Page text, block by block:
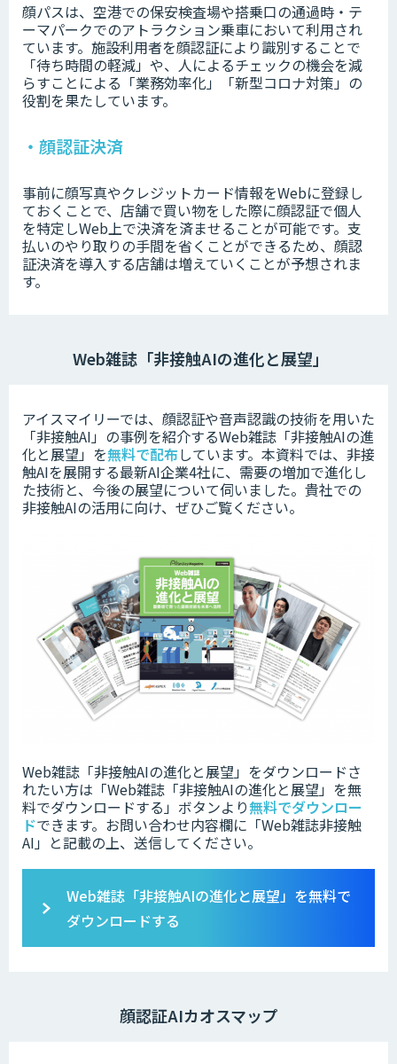
顔パスは、空港での保安検査場や搭乗口の通過時・テ
ーマパークでのアトラクション乗車において利用され
ています。施設利用者を顔認証により識別することで
「待ち時間の軽減」や、人によるチェックの機会を減
らすことによる「業務効率化」「新型コロナ対策」の
役割を果たしています。
・顔認証決済
事前に顔写真やクレジットカード情報をWebに登録し
ておくことで、店舗で買い物をした際に顔認証で個人
を特定しWeb上で決済を済ませることが可能です。支
払いのやり取りの手間を省くことができるため、顔認
証決済を導入する店舗は増えていくことが予想されま
す。
Web雑誌「非接触AIの進化と展望」
アイスマイリーでは、顔認証や音声認識の技術を用いた
「非接触AI」の事例を紹介するWeb雑誌「非接触AIの進
化と展望」を無料で配布しています。本資料では、非接
触AIを展開する最新AI企業4社に、需要の増加で進化し
た技術と、今後の展望について伺いました。 貴社での
非接触AIの活用に向け、ぜひご覧ください。
Web雑誌「非接触AIの進化と展望」をダウンロードさ
れたい方は「Web雑誌「非接触AIの進化と展望」を無
料でダウンロードする」ボタンより無料でダウンロー
ドできます。お問い合わせ内容欄に「Web雑誌非接触
AI」と記載の上、送信してください。
Web雑誌「非接触AIの進化と展望」を無料で
ダウンロードする
顔認証AIカオスマップ